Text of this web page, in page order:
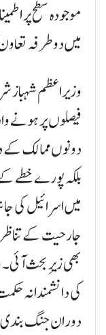
موجودہ سطح پر
میں دوطرفہ
وزیراعظم شہباز
فیصلوں پر ہونے
دونوں ممالک
بلکہ پورے خطے
میں اسرائیل کی
جارحیت کے
بھی زیرِ بحث
کی دانشمندانہ
دوران جنگ بندی